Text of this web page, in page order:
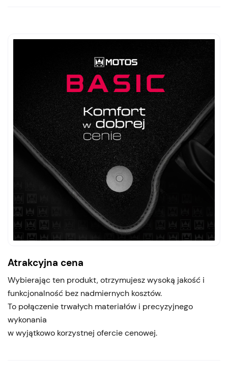
Atrakcyjna cena
Wybierając ten produkt, otrzymujesz wysoką jakość i
funkcjonalność bez nadmiernych kosztów.
To połączenie trwałych materiałów i precyzyjnego
wykonania
w wyjątkowo korzystnej ofercie cenowej.